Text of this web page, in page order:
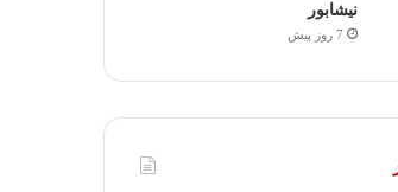
نیشابور
7 روز پیش